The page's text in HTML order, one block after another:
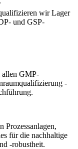
wir Lager
und GSP-
allen GMP-
-
Prozessanlagen,
für die nachhaltige
-robustheit.